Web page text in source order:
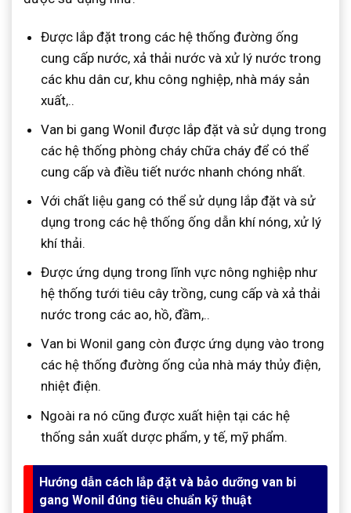
Được lắp đặt trong các hệ thống đường ống
cung cấp nước, xả thải nước và xử lý nước trong
các khu dân cư, khu công nghiệp, nhà máy sản
xuất,..
Van bi gang Wonil được lắp đặt và sử dụng trong
các hệ thống phòng cháy chữa cháy để có thể
cung cấp và điều tiết nước nhanh chóng nhất.
Với chất liệu gang có thể sử dụng lắp đặt và sử
dụng trong các hệ thống ống dẫn khí nóng, xử lý
khí thải.
Được ứng dụng trong lĩnh vực nông nghiệp như
hệ thống tưới tiêu cây trồng, cung cấp và xả thải
nước trong các ao, hồ, đầm,..
Van bi Wonil gang còn được ứng dụng vào trong
các hệ thống đường ống của nhà máy thủy điện,
nhiệt điện.
Ngoài ra nó cũng được xuất hiện tại các hệ
thống sản xuất dược phẩm, y tế, mỹ phẩm.
Hướng dẫn cách lắp đặt và bảo dưỡng van bi
gang Wonil đúng tiêu chuẩn kỹ thuật